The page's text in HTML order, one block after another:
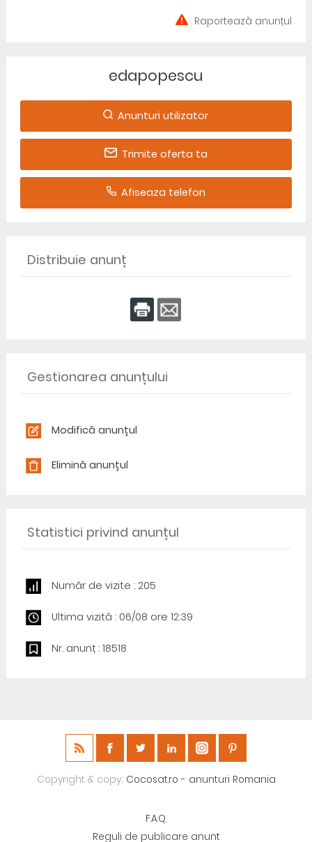
Raportează anunțul
edapopescu
Anunturi utilizator
Trimite oferta ta
Afiseaza telefon
Distribuie anunț
Gestionarea anunțului
Modifică anunțul
Elimină anunțul
Statistici privind anunțul
Număr de vizite : 205
Ultima vizită : 06/08 ore 12:39
Nr. anunț : 18518
Copyright & copy; Cocosat.ro - anunturi Romania
F.A.Q.
Reguli de publicare anunt